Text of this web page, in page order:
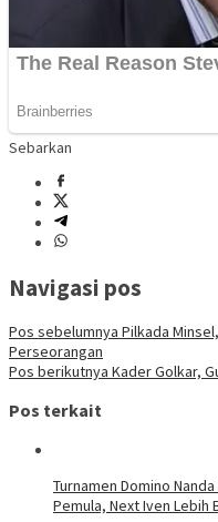
Sebarkan
Navigasi pos
Pos sebelumnya Pilkada
Perseorangan
Pos berikutnya Kader Golkar,
Pos terkait
Turnamen Domino
Pemula, Next Iven Lebih